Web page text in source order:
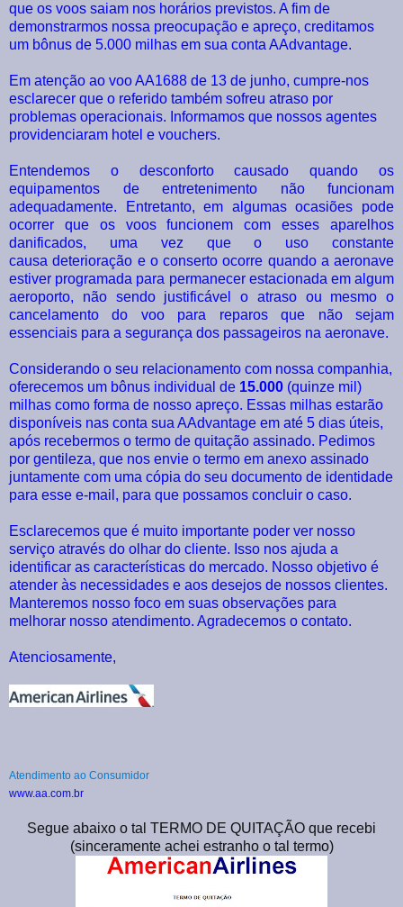
que os voos saiam nos horários previstos. A fim de
demonstrarmos nossa preocupação e apreço, creditamos
um bônus de 5.000 milhas em sua conta AAdvantage.
Em atenção ao voo AA1688 de 13 de junho, cumpre-nos
esclarecer que o referido também sofreu atraso por
problemas operacionais. Informamos que nossos agentes
providenciaram hotel e vouchers.
Entendemos o desconforto causado quando os
equipamentos de entretenimento não funcionam
adequadamente. Entretanto, em algumas ocasiões pode
ocorrer que os voos funcionem com esses aparelhos
danificados, uma vez que o uso constante
causa deterioração e o conserto ocorre quando a aeronave
estiver programada para permanecer estacionada em algum
aeroporto, não sendo justificável o atraso ou mesmo o
cancelamento do voo para reparos que não sejam
essenciais para a segurança dos passageiros na aeronave.
Considerando o seu relacionamento com nossa companhia,
oferecemos um bônus individual de 15.000 (quinze mil)
milhas como forma de nosso apreço. Essas milhas estarão
disponíveis nas conta sua AAdvantage em até 5 dias úteis,
após recebermos o termo de quitação assinado. Pedimos
por gentileza, que nos envie o termo em anexo assinado
juntamente com uma cópia do seu documento de identidade
para esse e-mail, para que possamos concluir o caso.
Esclarecemos que é muito importante poder ver nosso
serviço através do olhar do cliente. Isso nos ajuda a
identificar as características do mercado. Nosso objetivo é
atender às necessidades e aos desejos de nossos clientes.
Manteremos nosso foco em suas observações para
melhorar nosso atendimento. Agradecemos o contato.
Atenciosamente,
Atendimento ao Consumidor
www.aa.com.br
Segue abaixo o tal TERMO DE QUITAÇÃO que recebi
(sinceramente achei estranho o tal termo)